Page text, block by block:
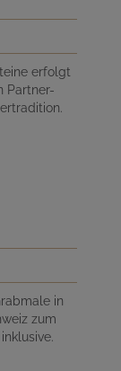
erfolgt
Partner-
in
zum